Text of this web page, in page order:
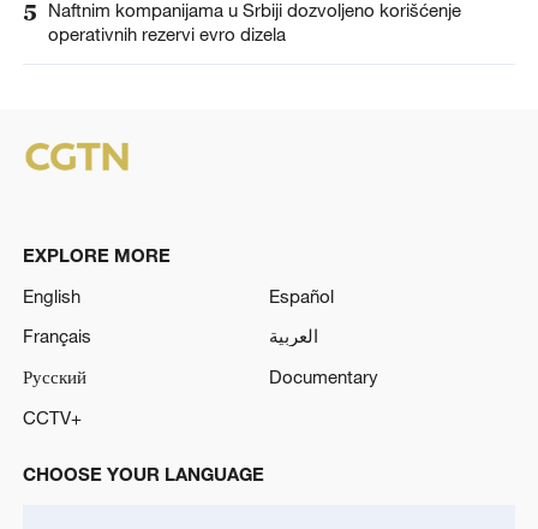
5
Naftnim kompanijama u Srbiji dozvoljeno korišćenje
operativnih rezervi evro dizela
EXPLORE MORE
English
Español
Français
العربية
Русский
Documentary
CCTV+
CHOOSE YOUR LANGUAGE